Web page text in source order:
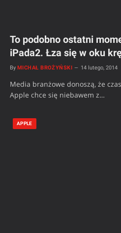
To podobno ostatni
iPada2. Łza się w oku
By MICHAŁ BROŻYŃSKI 14 lutego, 2014
Media branżowe donoszą, że
Apple chce się niebawem z…
APPLE